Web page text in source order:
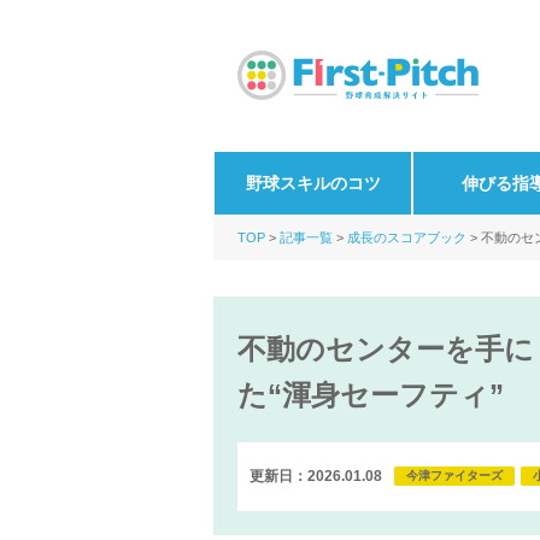
野球スキルのコツ 伸びる指
TOP 記事一覧 成長のスコアブック 不動のセ
不動のセンターを手
た“渾身セーフティ”
更新日：2026.01.08 今津ファイターズ